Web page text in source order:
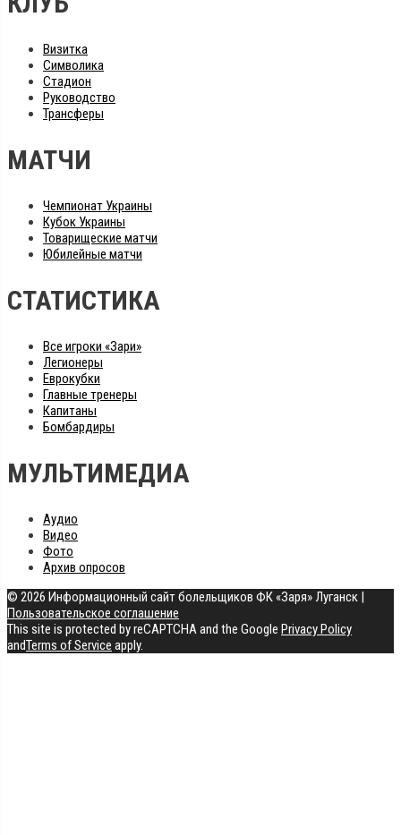
Визитка
Символика
Стадион
Руководство
Трансферы
МАТЧИ
Чемпионат Украины
Кубок Украины
Товарищеские матчи
Юбилейные матчи
СТАТИСТИКА
Все игроки «Зари»
Легионеры
Еврокубки
Главные тренеры
Капитаны
Бомбардиры
МУЛЬТИМЕДИА
Аудио
Видео
Фото
Архив опросов
© 2026 Информационный сайт болельщиков ФК «Заря» Луганск |
Пользовательское соглашение
This site is protected by reCAPTCHA and the Google Privacy Policy
andTerms of Service apply.